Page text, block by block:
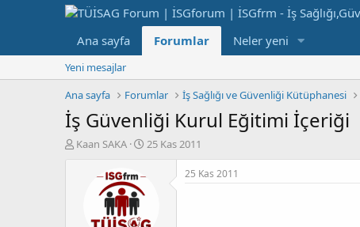
Ana sayfa Forumlar Neler yeni
Yeni mesajlar
Ana sayfa
Forumlar İş Sağlığı ve Güvenliği Kütüphanesi
İş Güvenliği Kurul Eğitimi İçeriği
K
Kaan SAKA
B
25 Kas 2011
25 Kas 2011